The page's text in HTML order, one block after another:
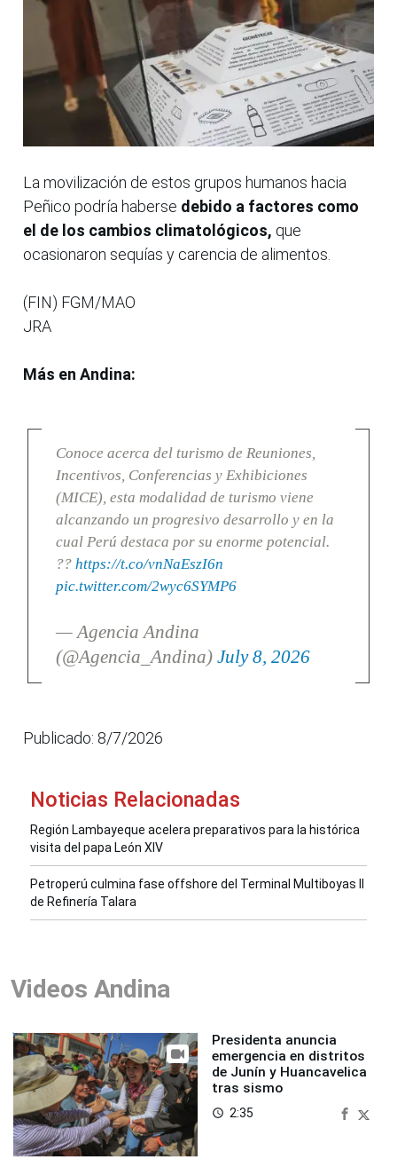
La movilización de estos grupos humanos hacia
Peñico podría haberse debido a factores como
el de los cambios climatológicos, que
ocasionaron sequías y carencia de alimentos.
(FIN) FGM/MAO
JRA
Más en Andina:
Conoce acerca del turismo de Reuniones,
Incentivos, Conferencias y Exhibiciones
(MICE), esta modalidad de turismo viene
alcanzando un progresivo desarrollo y en la
cual Perú destaca por su enorme potencial.
?? https://t.co/vnNaEszI6n
pic.twitter.com/2wyc6SYMP6
— Agencia Andina
(@Agencia_Andina) July 8, 2026
Publicado: 8/7/2026
Noticias Relacionadas
Región Lambayeque acelera preparativos para la histórica
visita del papa León XIV
Petroperú culmina fase offshore del Terminal Multiboyas II
de Refinería Talara
Videos Andina
Presidenta anuncia
emergencia en distritos
de Junín y Huancavelica
tras sismo
access_time 2:35